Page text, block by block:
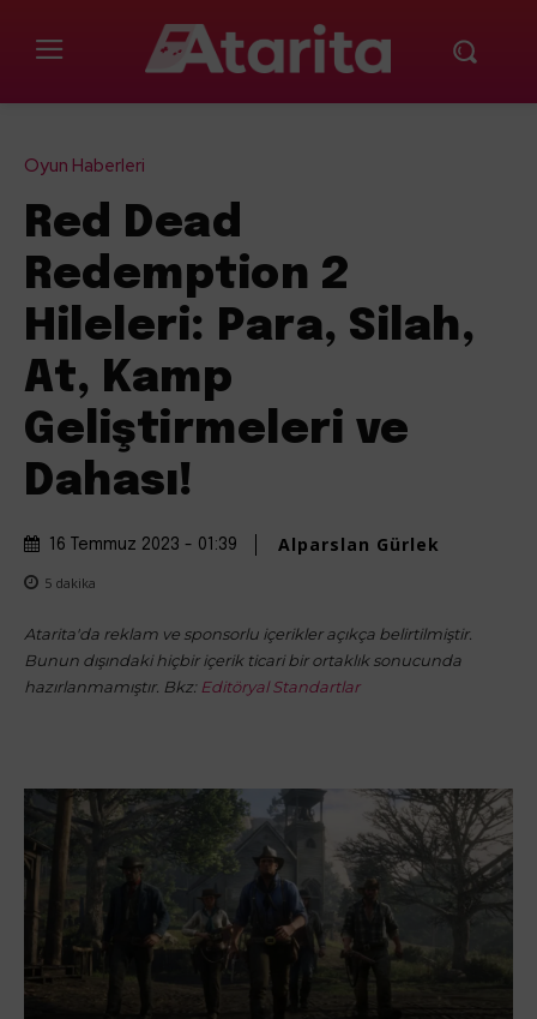
Oyun Haberleri
Red Dead
Redemption 2
Hileleri: Para, Silah,
At, Kamp
Geliştirmeleri ve
Dahası!
16 Temmuz 2023 - 01:39 Alparslan Gürlek
5 dakika
Atarita'da reklam ve sponsorlu içerikler açıkça belirtilmiştir.
Bunun dışındaki hiçbir içerik ticari bir ortaklık sonucunda
hazırlanmamıştır. Bkz: Editöryal Standartlar